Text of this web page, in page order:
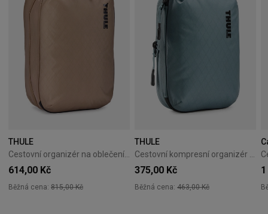
THULE
614,00 Kč
Běžná cena: 815,00 Kč
THULE
375,00 Kč
Běžná cena: 463,00 Kč